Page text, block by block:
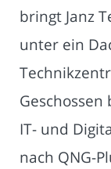
bringt Janz
unter ein
IT- und
nach QNG-